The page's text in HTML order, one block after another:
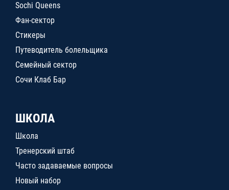
Sochi Queens
Фан-сектор
Стикеры
Путеводитель болельщика
Семейный сектор
Сочи Клаб Бар
ШКОЛА
Школа
Тренерский штаб
Часто задаваемые вопросы
Новый набор